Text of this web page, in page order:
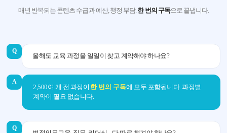
매년 반복되는 콘텐츠 수급과 예산, 행정 부담. 한 번의 구독으로 끝냅니다.
Q
올해도 교육 과정을 일일이 찾고 계약해야 하나요?
A
2,500여 개 전 과정이 한 번의 구독에 모두 포함됩니다. 과정별
계약이 필요 없습니다.
Q